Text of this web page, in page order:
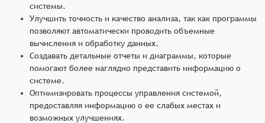
системы.
Улучшить точность и качество анализа, так как программы
позволяют автоматически проводить объемные
вычисления и обработку данных.
Создавать детальные отчеты и диаграммы, которые
помогают более наглядно представить информацию о
системе.
Оптимизировать процессы управления системой,
предоставляя информацию о ее слабых местах и
возможных улучшениях.